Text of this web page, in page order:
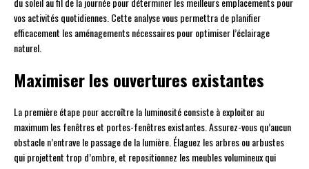
vos activités quotidiennes. Cette analyse vous permettra de planifier
efficacement les aménagements nécessaires pour optimiser l’éclairage
naturel.
Maximiser les ouvertures existantes
La première étape pour accroître la luminosité consiste à exploiter au
maximum les fenêtres et portes-fenêtres existantes. Assurez-vous qu’aucun
obstacle n’entrave le passage de la lumière. Élaguez les arbres ou arbustes
qui projettent trop d’ombre, et repositionnez les meubles volumineux qui